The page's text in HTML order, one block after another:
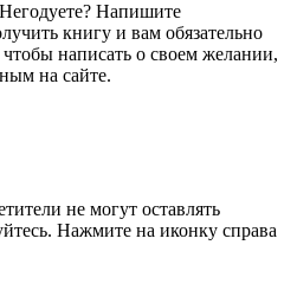
Напишите
книгу и вам обязательно
написать о своем желании,
на сайте.
не могут оставлять
Нажмите на иконку справа